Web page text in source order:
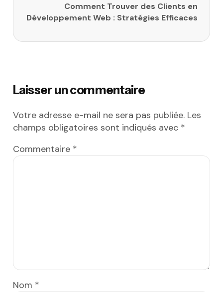
Comment Trouver des Clients en
Développement Web : Stratégies Efficaces
Laisser un commentaire
Votre adresse e-mail ne sera pas publiée. Les
champs obligatoires sont indiqués avec *
Commentaire *
Nom *